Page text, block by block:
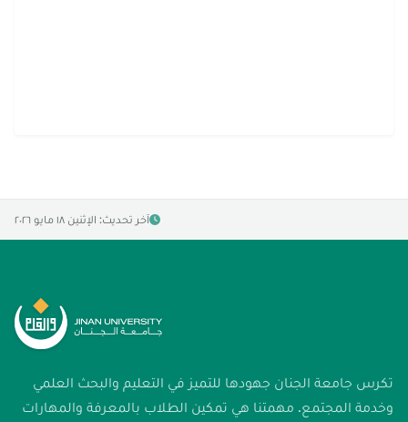
آخر تحديث: الإثنين ١٨ مايو ٢٠٢٦
تكرس جامعة الجنان جهودها للتميز في التعليم والبحث العلمي
وخدمة المجتمع. مهمتنا هي تمكين الطلاب بالمعرفة والمهارات